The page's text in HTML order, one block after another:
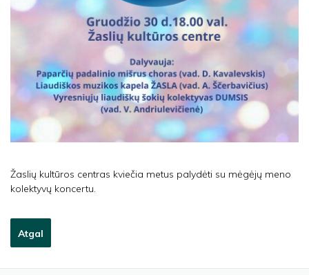
Žaslių kultūros centras kviečia metus palydėti su mėgėjų meno
kolektyvų koncertu.
Atgal